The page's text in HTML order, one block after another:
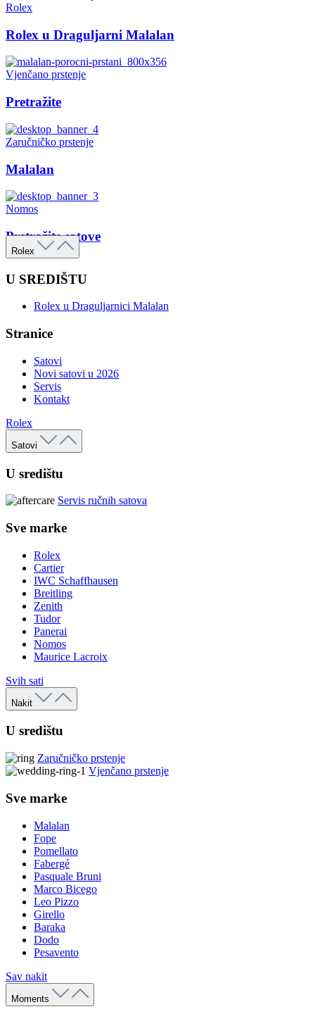
Rolex
Rolex u Draguljarni Malalan
Vjenčano prstenje
Pretražite
Zaručničko prstenje
Malalan
Nomos
Pretražite satove
Rolex
U SREDIŠTU
Rolex u Draguljarnici Malalan
Stranice
Satovi
Novi satovi u 2026
Servis
Kontakt
Rolex
Satovi
U središtu
Servis ručnih satova
Sve marke
Rolex
Cartier
IWC Schaffhausen
Breitling
Zenith
Tudor
Panerai
Nomos
Maurice Lacroix
Svih sati
Nakit
U središtu
Zaručničko prstenje
Vjenčano prstenje
Sve marke
Malalan
Fope
Pomellato
Fabergé
Pasquale Bruni
Marco Bicego
Leo Pizzo
Girello
Baraka
Dodo
Pesavento
Sav nakit
Moments